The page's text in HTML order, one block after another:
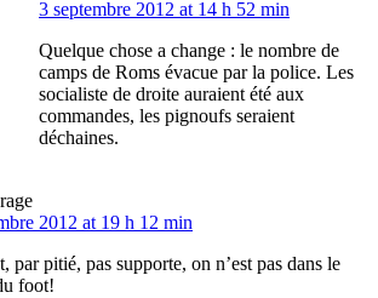
3 septembre 2012 at 14 h 52 min
Quelque chose a change : le nombre de
camps de Roms évacue par la police. Les
socialiste de droite auraient été aux
commandes, les pignoufs seraient
déchaines.
2012 at 19 h 12 min
par pitié, pas supporte, on n’est pas dans le
foot!